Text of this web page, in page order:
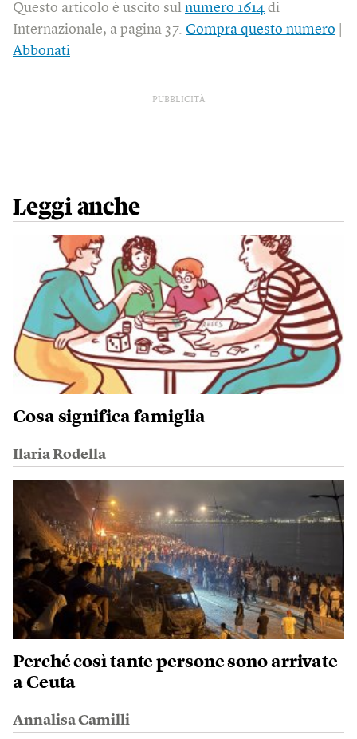
Questo articolo è uscito sul numero 1614 di
Internazionale, a pagina 37. Compra questo numero
Abbonati
PUBBLICITÀ
Leggi anche
Cosa significa famiglia
Ilaria Rodella
Perché così tante persone sono arrivate
a Ceuta
Annalisa Camilli